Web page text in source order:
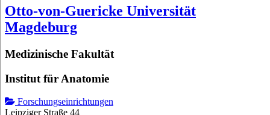
Otto-von-Guericke Universität
Magdeburg
Medizinische Fakultät
Institut für Anatomie
Forschungseinrichtungen
Leipziger Straße 44